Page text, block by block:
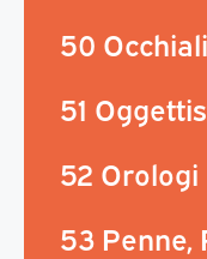
50 Occhiali
51
52 Orologi
53 Penne,